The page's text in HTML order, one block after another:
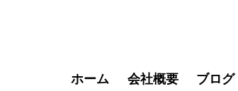
ホーム 会社概要 ブログ